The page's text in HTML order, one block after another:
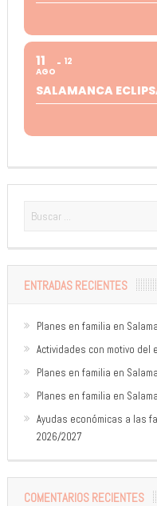
11
AGO
12
SALAMANCA
ENTRADAS RECIENTES
Planes en familia en
Actividades con motivo del
Planes en familia en
Planes en familia en
Ayudas económicas a las
2026/2027
COMENTARIOS RECIENTES